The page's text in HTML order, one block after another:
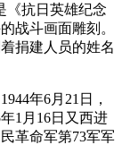
《抗日英雄纪念
战斗画面雕刻。
捐建人员的姓名
年6月21日，
1月16日又西进
革命军第73军军